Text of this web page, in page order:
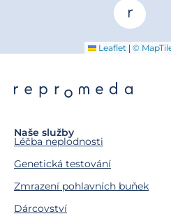
Leaflet | ©
Naše služby
Léčba neplodnosti
Genetická testování
Zmrazení pohlavních buňek
Dárcovství